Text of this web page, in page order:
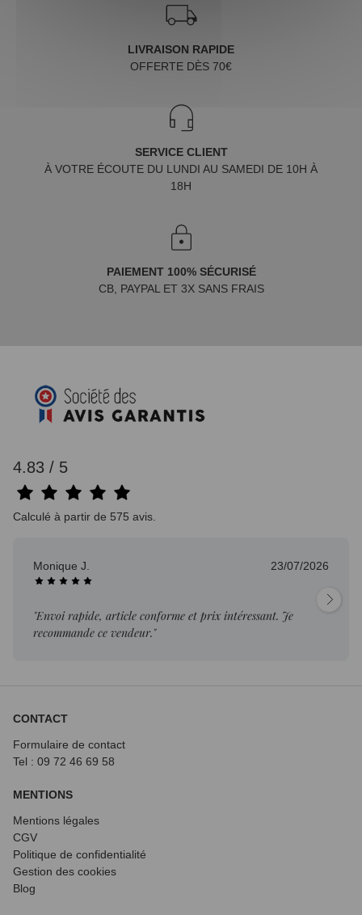
LIVRAISON RAPIDE
OFFERTE DÈS 70€
SERVICE CLIENT
À VOTRE ÉCOUTE DU LUNDI AU SAMEDI DE 10H À
18H
PAIEMENT 100% SÉCURISÉ
CB, PAYPAL ET 3X SANS FRAIS
4.83 / 5
Calculé à partir de 575 avis.
Monique J. 23/07/2026
"Envoi rapide, article conforme et prix intéressant. Je
recommande ce vendeur."
CONTACT
Formulaire de contact
Tel : 09 72 46 69 58
MENTIONS
Mentions légales
CGV
Politique de confidentialité
Gestion des cookies
Blog